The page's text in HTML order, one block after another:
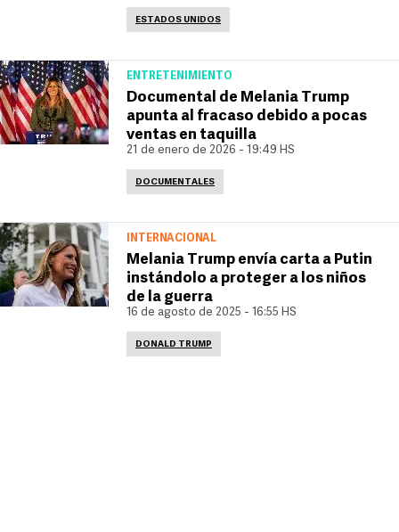
ESTADOS UNIDOS
ENTRETENIMIENTO
Documental de Melania Trump
apunta al fracaso debido a pocas
ventas en taquilla
21 de enero de 2026 - 19:49 HS
DOCUMENTALES
INTERNACIONAL
Melania Trump envía carta a Putin
instándolo a proteger a los niños
de la guerra
16 de agosto de 2025 - 16:55 HS
DONALD TRUMP